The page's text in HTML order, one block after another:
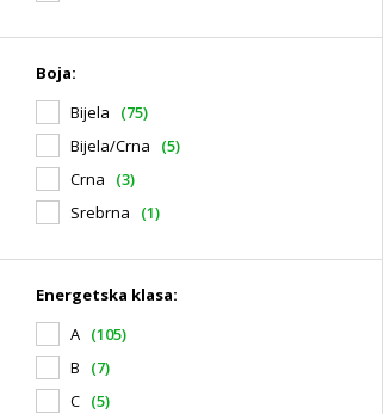
Boja:
Bijela
(75)
Bijela/Crna
(5)
Crna
(3)
Srebrna
(1)
Energetska klasa:
A (105)
B
(7)
C (5)